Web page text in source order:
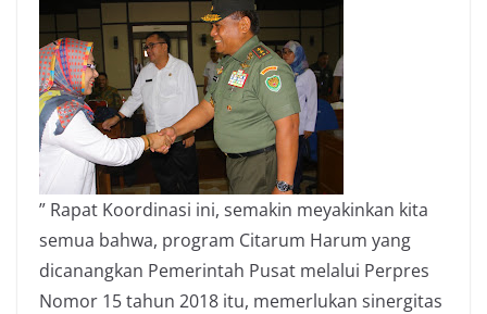
” Rapat Koordinasi ini, semakin meyakinkan kita
semua bahwa, program Citarum Harum yang
dicanangkan Pemerintah Pusat melalui Perpres
Nomor 15 tahun 2018 itu, memerlukan sinergitas